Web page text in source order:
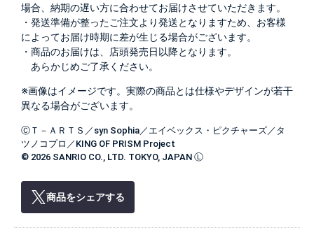
場合、納期の遅い方に合わせてお届けさせていただきます。
・発送準備が整ったご注文より発送となりますため、お客様
によってお届け時期に差が生じる場合がございます。
・商品のお届けは、店頭発売日以降となります。
あらかじめご了承ください。
※画像はイメージです。実際の商品とは仕様やデザインが若干
異なる場合がございます。
ⒸＴ－ＡＲＴＳ／syn Sophia／エイベックス・ピクチャーズ／タ
ツノコプロ／KING OF PRISM Project
© 2026 SANRIO CO., LTD. TOKYO, JAPAN Ⓛ
商品をシェアする